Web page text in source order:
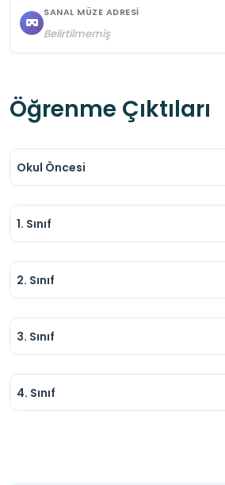
SANAL MÜZE ADRESI
Belirtilmemiş
Öğrenme Çıktıları
Okul Öncesi
1. Sınıf
2. Sınıf
3. Sınıf
4. Sınıf